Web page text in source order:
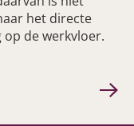
het directe
de werkvloer.